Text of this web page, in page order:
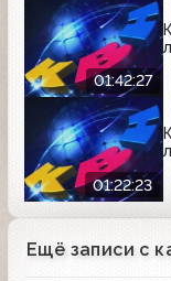
01:42:27
01:22:23
Ещё записи с